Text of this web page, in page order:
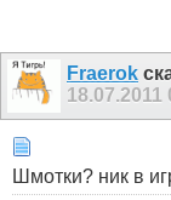
Fraerok
18.07.2011
Шмотки? ник в